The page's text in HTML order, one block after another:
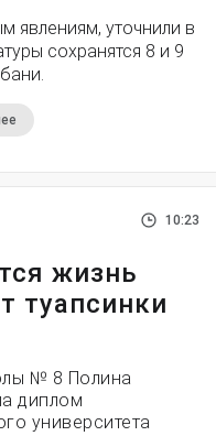
явлениям, уточнили в
сохранятся 8 и 9
10:23
жизнь
туапсинки
№ 8 Полина
диплом
университета